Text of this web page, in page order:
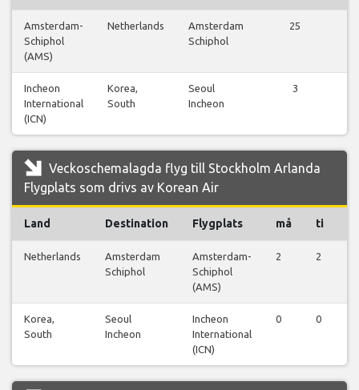
Amsterdam-
Schiphol
(AMS)
Netherlands
Amsterdam
Schiphol
25
Incheon
International
(ICN)
Korea,
South
Seoul
Incheon
3
Veckoschemalagda flyg till Stockholm Arlanda
Flygplats som drivs av Korean Air
Land Destination Flygplats må ti
Netherlands
Amsterdam
Schiphol
Amsterdam-
Schiphol
(AMS)
2 2
Korea,
South
Seoul
Incheon
Incheon
International
(ICN)
0 0